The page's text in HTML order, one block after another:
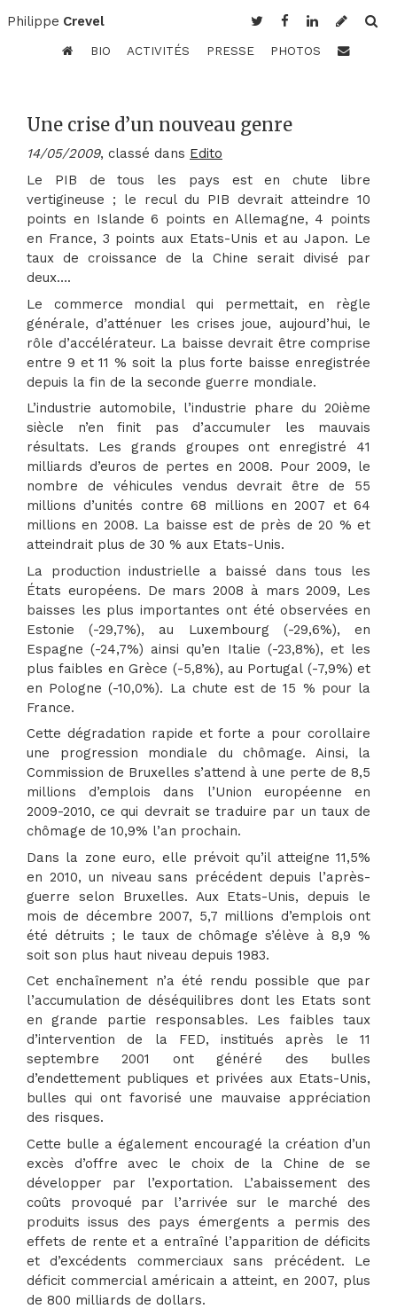
Philippe Crevel
BIO ACTIVITÉS PRESSE PHOTOS
Une crise d’un nouveau genre
14/05/2009, classé dans Edito
Le PIB de tous les pays est en chute libre
vertigineuse ; le recul du PIB devrait atteindre 10
points en Islande 6 points en Allemagne, 4 points
en France, 3 points aux Etats-Unis et au Japon. Le
taux de croissance de la Chine serait divisé par
deux….
Le commerce mondial qui permettait, en règle
générale, d’atténuer les crises joue, aujourd’hui, le
rôle d’accélérateur. La baisse devrait être comprise
entre 9 et 11 % soit la plus forte baisse enregistrée
depuis la fin de la seconde guerre mondiale.
L’industrie automobile, l’industrie phare du 20ième
siècle n’en finit pas d’accumuler les mauvais
résultats. Les grands groupes ont enregistré 41
milliards d’euros de pertes en 2008. Pour 2009, le
nombre de véhicules vendus devrait être de 55
millions d’unités contre 68 millions en 2007 et 64
millions en 2008. La baisse est de près de 20 % et
atteindrait plus de 30 % aux Etats-Unis.
La production industrielle a baissé dans tous les
États européens. De mars 2008 à mars 2009, Les
baisses les plus importantes ont été observées en
Estonie (-29,7%), au Luxembourg (-29,6%), en
Espagne (-24,7%) ainsi qu’en Italie (-23,8%), et les
plus faibles en Grèce (-5,8%), au Portugal (-7,9%) et
en Pologne (-10,0%). La chute est de 15 % pour la
France.
Cette dégradation rapide et forte a pour corollaire
une progression mondiale du chômage. Ainsi, la
Commission de Bruxelles s’attend à une perte de 8,5
millions d’emplois dans l’Union européenne en
2009-2010, ce qui devrait se traduire par un taux de
chômage de 10,9% l’an prochain.
Dans la zone euro, elle prévoit qu’il atteigne 11,5%
en 2010, un niveau sans précédent depuis l’après-
guerre selon Bruxelles. Aux Etats-Unis, depuis le
mois de décembre 2007, 5,7 millions d’emplois ont
été détruits ; le taux de chômage s’élève à 8,9 %
soit son plus haut niveau depuis 1983.
Cet enchaînement n’a été rendu possible que par
l’accumulation de déséquilibres dont les Etats sont
en grande partie responsables. Les faibles taux
d’intervention de la FED, institués après le 11
septembre 2001 ont généré des bulles
d’endettement publiques et privées aux Etats-Unis,
bulles qui ont favorisé une mauvaise appréciation
des risques.
Cette bulle a également encouragé la création d’un
excès d’offre avec le choix de la Chine de se
développer par l’exportation. L’abaissement des
coûts provoqué par l’arrivée sur le marché des
produits issus des pays émergents a permis des
effets de rente et a entraîné l’apparition de déficits
et d’excédents commerciaux sans précédent. Le
déficit commercial américain a atteint, en 2007, plus
de 800 milliards de dollars.